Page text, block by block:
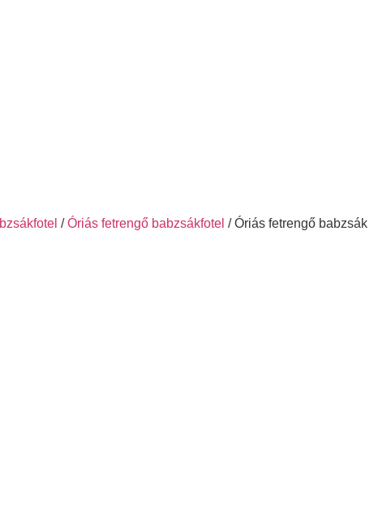
/Óriás fetrengő babzsákfotel / Óriás fetrengő babzsák